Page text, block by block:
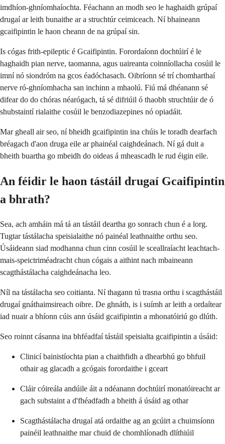
imdhíon-ghníomhaíochta. Féachann an modh seo le haghaidh grúpaí
drugaí ar leith bunaithe ar a struchtúr ceimiceach. Ní bhaineann
gcaifipintin le haon cheann de na grúpaí sin.
Is cógas frith-epileptic é Gcaifipintin. Forordaíonn dochtúirí é le
haghaidh pian nerve, taomanna, agus uaireanta coinníollacha cosúil le
imní nó siondróm na gcos éadóchasach. Oibríonn sé trí chomharthaí
nerve ró-ghníomhacha san inchinn a mhaolú. Fiú má dhéanann sé
difear do do chóras néarógach, tá sé difriúil ó thaobh struchtúir de ó
shubstaintí rialaithe cosúil le benzodiazepines nó opiadáit.
Mar gheall air seo, ní bheidh gcaifipintin ina chúis le toradh dearfach
bréagach d'aon druga eile ar phainéal caighdeánach. Ní gá duit a
bheith buartha go mbeidh do oideas á mheascadh le rud éigin eile.
An féidir le haon tástáil drugaí Gcaifipintin
a bhrath?
Sea, ach amháin má tá an tástáil deartha go sonrach chun é a lorg.
Tugtar tástálacha speisialaithe nó painéal leathnaithe orthu seo.
Úsáideann siad modhanna chun cinn cosúil le sceallraíacht leachtach-
mais-speictriméadracht chun cógais a aithint nach mbaineann
scagthástálacha caighdeánacha leo.
Níl na tástálacha seo coitianta. Ní thagann tú trasna orthu i scagthástáil
drugaí gnáthaimsireach oibre. De ghnáth, is i suímh ar leith a ordaítear
iad nuair a bhíonn cúis ann úsáid gcaifipintin a mhonatóiriú go dlúth.
Seo roinnt cásanna ina bhféadfaí tástáil speisialta gcaifipintin a úsáid:
Clinicí bainistíochta pian a chaithfidh a dhearbhú go bhfuil
othair ag glacadh a gcógais forordaithe i gceart
Cláir cóireála andúile áit a ndéanann dochtúirí monatóireacht ar
gach substaint a d'fhéadfadh a bheith á úsáid ag othar
Scagthástálacha drugaí atá ordaithe ag an gcúirt a chuimsíonn
painéil leathnaithe mar chuid de chomhlíonadh dlíthiúil